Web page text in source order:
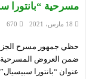
مسرحية “بانتورا
18 مارس، 2021 670
حظي جمهور مسرح
ضمن العروض المسرحية
عنوان “بانتورا